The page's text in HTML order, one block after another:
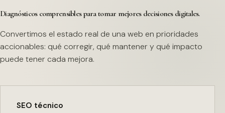
Diagnósticos comprensibles para tomar mejores decisiones digitales.
Convertimos el estado real de una web en prioridades
accionables: qué corregir, qué mantener y qué impacto
puede tener cada mejora.
SEO técnico